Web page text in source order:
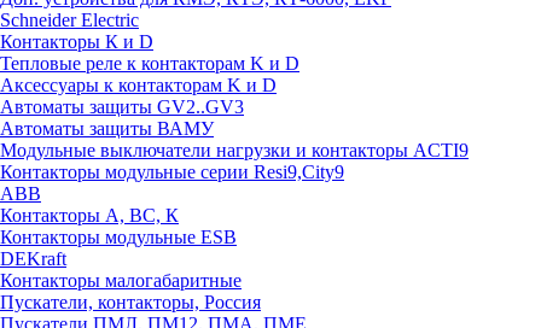
Schneider Electric
Контакторы К и D
Тепловые реле к контакторам K и D
Аксессуары к контакторам K и D
Автоматы защиты GV2..GV3
Автоматы защиты ВАМУ
Модульные выключатели нагрузки и контакторы ACTI9
Контакторы модульные серии Resi9,City9
ABB
Контакторы А, ВС, К
Контакторы модульные ESB
DEKraft
Контакторы малогабаритные
Пускатели, контакторы, Россия
Пускатели ПМЛ, ПМ12, ПМА, ПМЕ